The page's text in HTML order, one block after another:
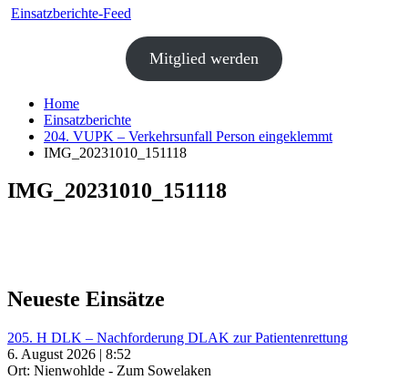
Einsatzberichte-Feed
Mitglied werden
Home
Einsatzberichte
204. VUPK – Verkehrsunfall Person eingeklemmt
IMG_20231010_151118
IMG_20231010_151118
Neueste Einsätze
205. H DLK – Nachforderung DLAK zur Patientenrettung
6. August 2026 | 8:52
Ort: Nienwohlde - Zum Sowelaken